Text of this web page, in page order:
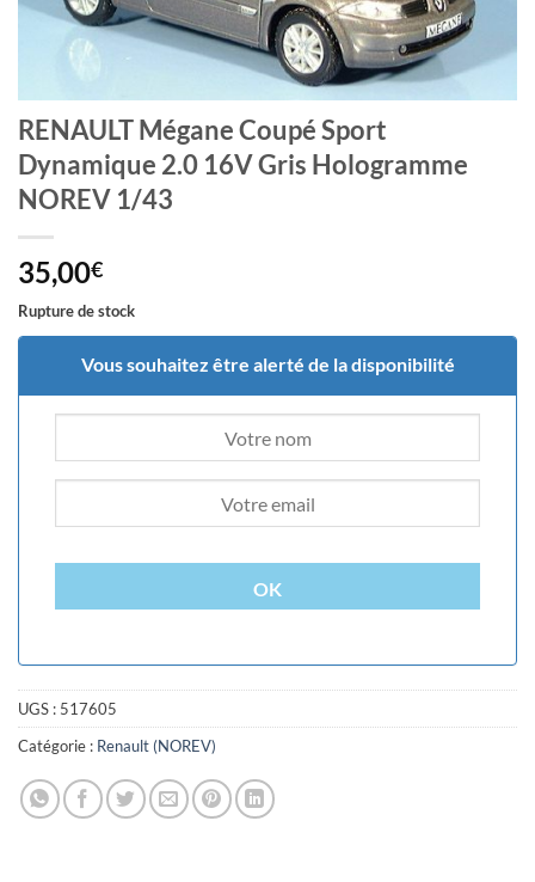
RENAULT Mégane Coupé Sport
Dynamique 2.0 16V Gris Hologramme
NOREV 1/43
35,00€
Rupture de stock
Vous souhaitez être alerté de la disponibilité
OK
UGS : 517605
Catégorie : Renault (NOREV)